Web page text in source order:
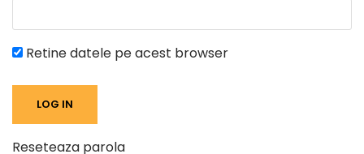
Retine datele pe acest browser
Reseteaza parola